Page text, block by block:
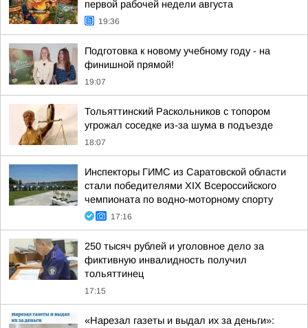
первой рабочей недели августа
19:36
Подготовка к новому учебному году - на
финишной прямой!
19:07
Тольяттинский Раскольников с топором
угрожал соседке из-за шума в подъезде
18:07
Инспекторы ГИМС из Саратовской области
стали победителями XIX Всероссийского
чемпионата по водно-моторному спорту
17:16
250 тысяч рублей и уголовное дело за
фиктивную инвалидность получил
тольяттинец
17:15
«Нарезал газеты и выдал их за деньги»: